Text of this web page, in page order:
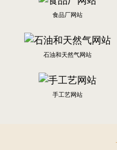
食品厂网站
石油和天然气网站
手工艺网站